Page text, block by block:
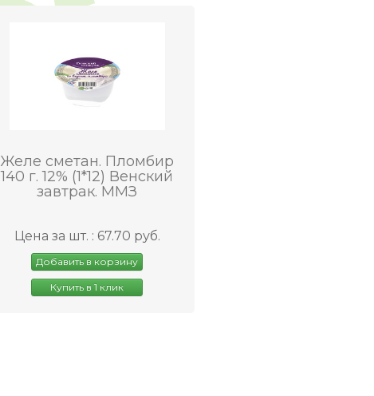
Желе сметан. Пломбир
140 г. 12% (1*12) Венский
завтрак. ММЗ
Цена за шт. : 67.70 руб.
Добавить в корзину
Купить в 1 клик